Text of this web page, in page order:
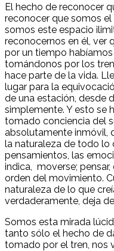
El hecho de reconocer
reconocer que somos
somos este espacio
reconocernos en él, ver
por un tiempo
tomándonos por los
hace parte de la vida.
lugar para la
de una estación, desde
simplemente. Y esto se
tomado conciencia del
absolutamente inmóvil,
la naturaleza de todo lo
pensamientos, las
indica, moverse;
orden del movimiento.
naturaleza de lo que
verdaderamente, deja
Somos esta mirada
tanto sólo el hecho de
tomado por el tren, nos